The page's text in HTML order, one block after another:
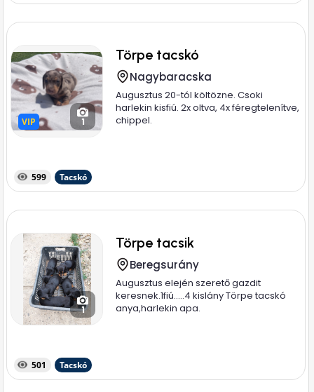
VIP
VIP 1
Törpe tacskó
Nagybaracska
Augusztus 20-tól költözne. Csoki
harlekin kisfiú. 2x oltva, 4x féregtelenítve,
chippel.
599 Tacskó
1
Törpe tacsik
Beregsurány
Augusztus elején szerető gazdit
keresnek.1fiú.....4 kislány Törpe tacskó
anya,harlekin apa.
501 Tacskó